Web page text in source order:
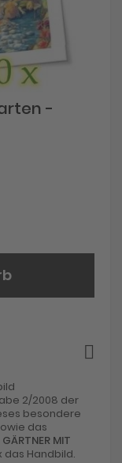
-
2/2008 der
besondere
das
MIT
das Handbild.